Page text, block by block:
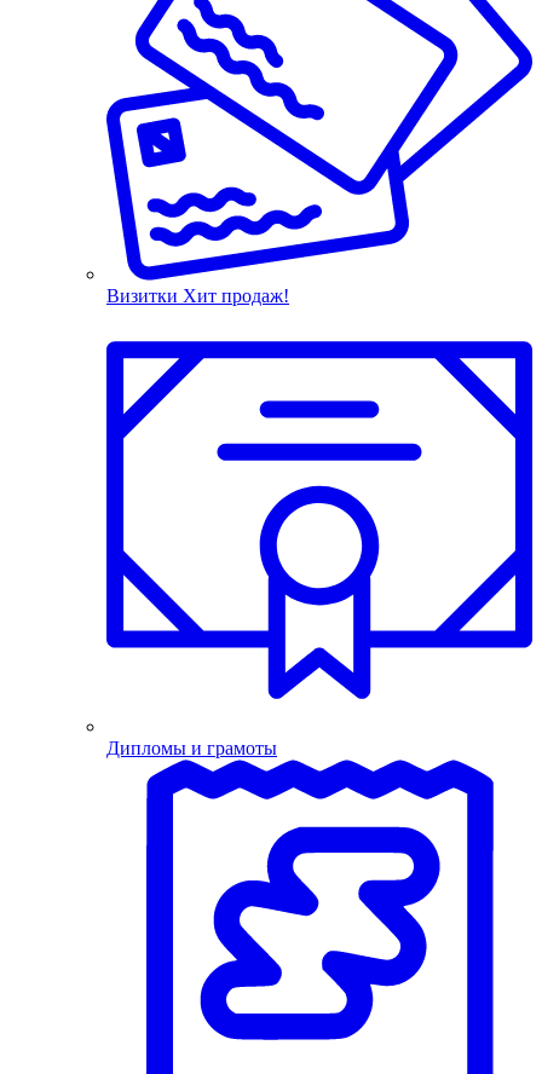
Визитки Хит продаж!
Дипломы и грамоты